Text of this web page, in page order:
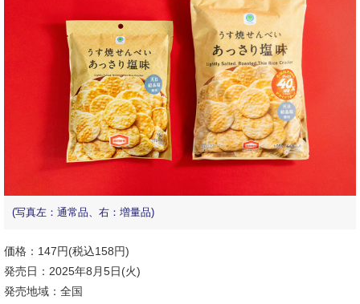
(写真左：通常品、右：増量品)
価格：147円(税込158円)
発売日：2025年8月5日(火)
発売地域：全国